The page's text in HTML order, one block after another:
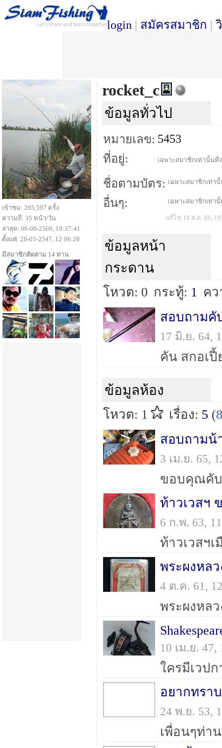
login | สมัครสมาชิก |
rocket_c
ข้อมูลทั่วไป
หมายเลข: 5453
ที่อยู่:
เฉพาะสมาชิกเท่านั้นที่
ชื่อตามบัตร: เฉพาะสมาชิกเท่า
อื่นๆ: เฉพาะสมาชิกเท่า
แก้ไข 18 ต.ค. 66,
ข้อมูลหน้า
กระดาน
โหวต: 0 กระทู้: 1 ค
17 มิ.ย. 64,
ข้อมูลห้อง
โหวต: 1 เรื่อง: 5 (
สอบถามน้
3 เม.ย. 65,
ขอบคุณคับ
ท้าวเวสฯ
6 ก.พ. 63,
พระผงหล
4 ต.ค. 61,
10 เม.ย.
24 พ.ย. 53,
เข้าชม: 285,597 ครั้ง
ความถี่: 35 หน้า/วัน
ล่าสุด: 06-08-2569, 19:37:41
ตั้งแต่: 28-03-2547, 12:06:28
มีสมาชิกติดตาม 14 ท่าน